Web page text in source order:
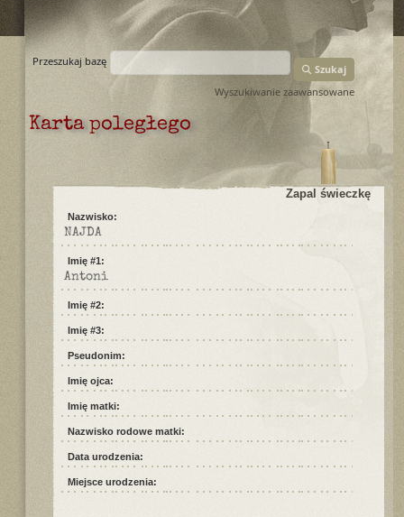
Przeszukaj bazę
Szukaj
Wyszukiwanie zaawansowane
Karta poległego
Zapal świeczkę
Nazwisko:
NAJDA
Imię #1:
Antoni
Imię #2:
Imię #3:
Pseudonim:
Imię ojca:
Imię matki:
Nazwisko rodowe matki:
Data urodzenia:
Miejsce urodzenia: